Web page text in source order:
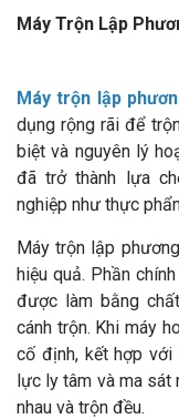
Máy Trộn Lập
Máy trộn lập
dụng rộng rãi để
biệt và nguyên lý
đã trở thành lựa
nghiệp như thực
Máy trộn lập
hiệu quả. Phần
được làm bằng
cánh trộn. Khi máy
cố định, kết hợp với
lực ly tâm và ma sát
nhau và trộn đều.